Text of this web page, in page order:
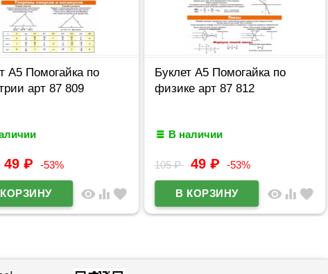
А5 Помогайка по
арт 87 809
49₽ -53%
visibility equalizer favorite
Буклет А5 Помогайка по
физике арт 87 812
В наличии
105₽ 49₽ -53%
visibility equalizer favorite